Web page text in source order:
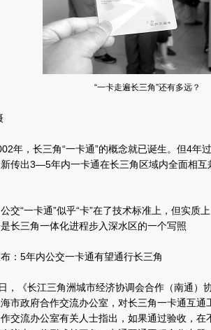
“一卡走遍长三角”还有多远？
，长三角“一卡通”的概念就已诞生。但4年
传出3—5年内一卡通在长三角区域内全面相互
“一卡通”似乎“卡”在了技术标准上，但实质
长三角一体化进程步入深水区的一个写照
5年内公交一卡通有望通行长三角
《长江三角洲城市经济协调会合作（南通）
市政府合作交流办公室，对长三角一卡通互通
交流办公室有关人士指出，如果通过验收，